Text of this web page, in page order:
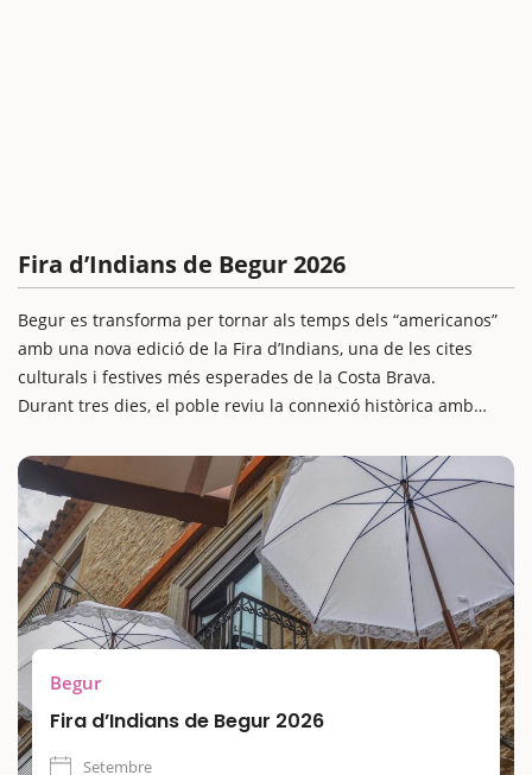
Fira d’Indians de Begur 2026
Begur es transforma per tornar als temps dels “americanos”
amb una nova edició de la Fira d’Indians, una de les cites
culturals i festives més esperades de la Costa Brava.
Durant tres dies, el poble reviu la connexió històrica amb
espectacles de carrer, concerts, gastronomia i moltes
activitats per a tota la família.
Una escapada amb nens ideal per endinsar-se en la història
viva de Begur, descobrir oficis tradicionals, ballar al ritme de
la música caribenya i tastar productes com el cafè, el rom, el
cacau o la xocolata, en un ambient festiu i acollidor.
Begur
Fira d’Indians de Begur 2026
Setembre